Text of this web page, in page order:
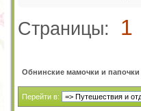
Страницы: 1
Обнинские мамочки и папочки
Перейти в: